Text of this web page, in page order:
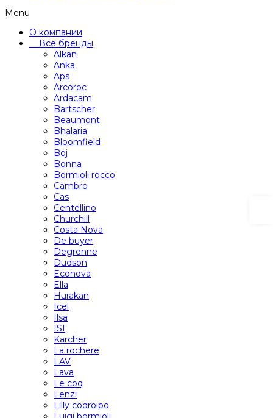
Menu
О компании
Все бренды
Alkan
Anka
Aps
Arcoroc
Ardacam
Bartscher
Beaumont
Bhalaria
Bloomfield
Boj
Bonna
Bormioli rocco
Cambro
Cas
Centellino
Churchill
Costa Nova
De buyer
Degrenne
Dudson
Econova
Ella
Hurakan
Icel
Ilsa
ISI
Karcher
La rochere
LAV
Lava
Le coq
Lenzi
Lilly codroipo